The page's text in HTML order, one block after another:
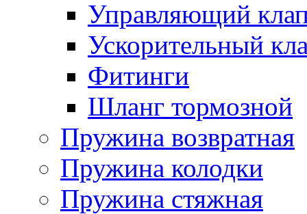
Управляющий
Ускорительный
Фитинги
Шланг тормозной
Пружина возвратная
Пружина колодки
Пружина стяжная